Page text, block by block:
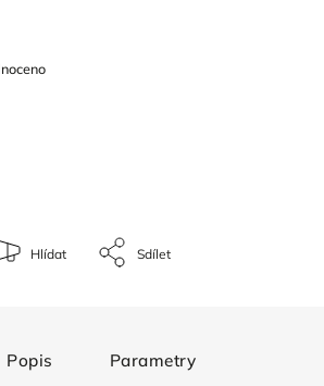
Hlídat Sdílet
Popis Parametry